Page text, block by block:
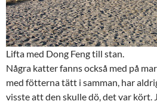
Lifta med Dong Feng till stan.
Några katter fanns också med på
med fötterna tätt i samman, har
visste att den skulle dö, det var kört.